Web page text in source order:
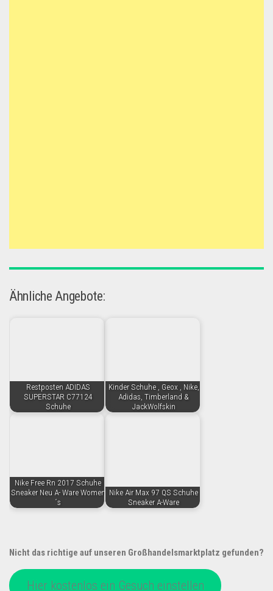
Ähnliche Angebote:
Restposten ADIDAS
SUPERSTAR C77124
Schuhe
Kinder Schuhe , Geox , Nike,
Adidas, Timberland &
JackWolfskin
Nike Free Rn 2017 Schuhe
Sneaker Neu A- Ware Women
´s
Nike Air Max 97 QS Schuhe
Sneaker A-Ware
Nicht das richtige auf unseren Großhandelsmarktplatz gefunden?
Hier kostenlos ein Gesuch einstellen